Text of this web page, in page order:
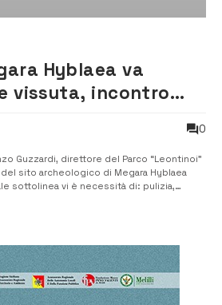
Hyblaea va
vissuta, incontro
0
Guzzardi, direttore del Parco “Leontinoi”
sito archeologico di Megara Hyblaea
sottolinea vi è necessità di: pulizia,
l’Amministrazione c...